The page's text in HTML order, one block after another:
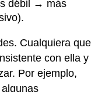
débil → más
Cualquiera que
con ella y
Por ejemplo,